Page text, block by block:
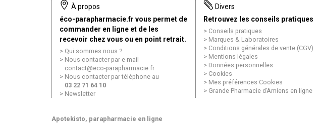
À propos
éco-parapharmacie.fr vous permet de
commander en ligne et de les
recevoir chez vous ou en point retrait.
Qui sommes nous ?
Nous contacter par e-mail
contact@eco-parapharmacie.fr
Nous contacter par téléphone au
03 22 71 64 10
Newsletter
Divers
Retrouvez les conseils pratiques
Conseils pratiques
Marques & Laboratoires
Conditions générales de vente (CGV)
Mentions légales
Données personnelles
Cookies
Mes préférences Cookies
Grande Pharmacie d’Amiens en ligne
Apotekisto, parapharmacie en ligne